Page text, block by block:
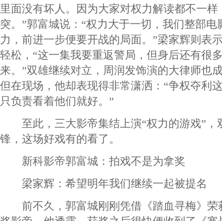
里面没有坏人。因为大家对权力解读都不一
突。”郭富城说：“权力大于一切，我们整部
力，前进一步便要开战的局面。”梁家辉则表
轻松，“这一集我要重返警局，但身后还有很
来。”双雄继续对立，周润发饰演的大律师也
但在现场，他却表现得非常潇洒：“争权夺利
只负责看着他们就好。”
至此，三大影帝集结上演“权力的游戏”，
锋，这场好戏有的看了。
新科影帝郭富城：拍戏不是为拿奖
梁家辉：希望明年我们继续一起被提名
前不久，郭富城刚刚凭借《踏血寻梅》荣